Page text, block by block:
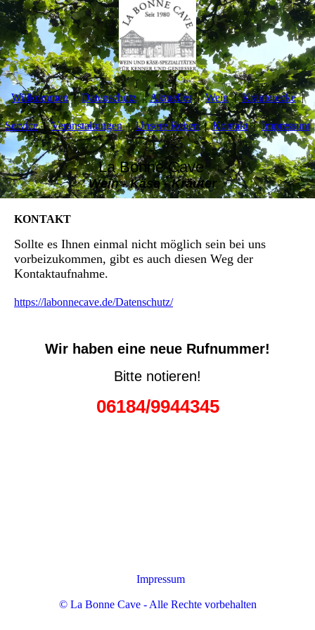
Willkommen Datenschutz Aktuelles Wein Kräuterecke
Service Veranstaltungen Unsere Reben Kontakt Impressum
La Bonne Cave
Wein - Käse - Kräuter
KONTAKT
Sollte es Ihnen einmal nicht möglich sein bei uns
vorbeizukommen, gibt es auch diesen Weg der
Kontaktaufnahme.
https://labonnecave.de/Datenschutz/
Wir haben eine neue Rufnummer!
Bitte notieren!
06184/9944345
Impressum
© La Bonne Cave - Alle Rechte vorbehalten